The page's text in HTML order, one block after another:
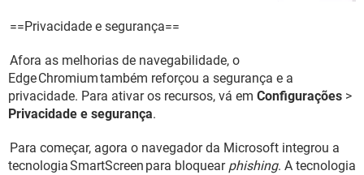
==Privacidade e segurança==
Afora as melhorias de navegabilidade, o
Edge Chromium também reforçou a segurança e a
privacidade. Para ativar os recursos, vá em Configurações >
Privacidade e segurança.
Para começar, agora o navegador da Microsoft integrou a
tecnologia SmartScreen para bloquear phishing. A tecnologia